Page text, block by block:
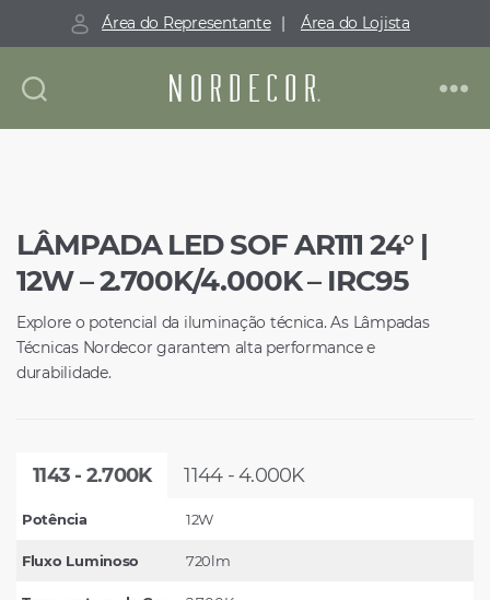
Área do Representante | Área do Lojista
Nordecor
LÂMPADA LED SOF AR111 24° |
12W – 2.700K/4.000K – IRC95
Explore o potencial da iluminação técnica. As Lâmpadas
Técnicas Nordecor garantem alta performance e
durabilidade.
1143 - 2.700K 1144 - 4.000K
Potência 12W
Fluxo Luminoso 720lm